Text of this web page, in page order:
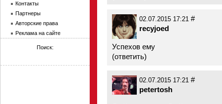
02.07.2015 17:21 #
recyjoed
Успехов ему
(ответить)
02.07.2015 17:21 #
petertosh
Контакты
Партнеры
Авторские права
Реклама на сайте
Поиск: